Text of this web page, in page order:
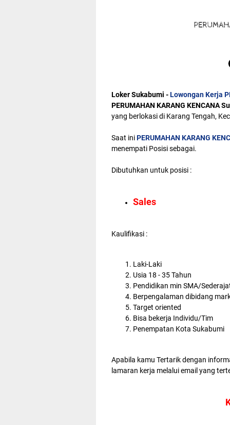
Loker Sukabumi -Lowongan Kerja
PERUMAHAN KARANG KENCANA
yang berlokasi di Karang Tengah,
Saat iniPERUMAHAN KARANG
menempati Posisi sebagai.
Dibutuhkan untuk posisi :
Sales
Kaulifikasi :
Laki-Laki
Usia 18 - 35 Tahun
Pendidikan min SMA/
Berpengalaman dibidang
Target oriented
Bisa bekerja Individu/Tim
Penempatan Kota Sukabumi
Apabila kamu Tertarik dengan
lamaran kerja melalui email yang